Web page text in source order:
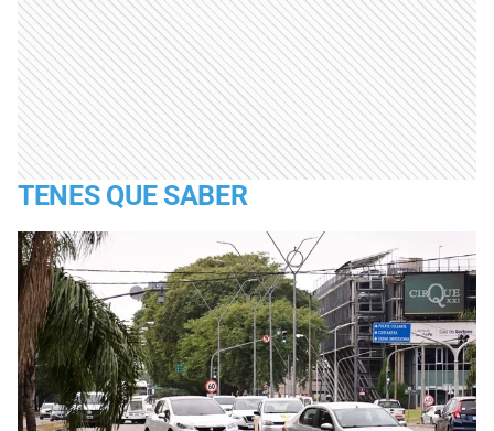
TENES QUE SABER